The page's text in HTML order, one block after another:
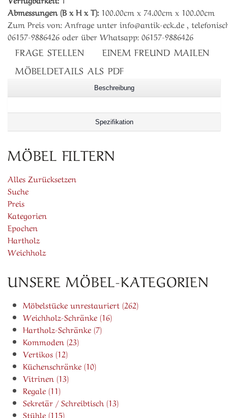
Abmessungen (B x H x T): 100.00cm x 74.00cm x 100.00cm
Zum Preis von: Anfrage unter info@antik-eck.de ,
06157-9886426 oder über Whatsapp: 06157-9886426
FRAGE STELLEN
EINEM FREUND MAILEN
MÖBELDETAILS ALS PDF
Beschreibung
Spezifikation
MÖBEL FILTERN
Alles Zurücksetzen
Suche
Preis
Kategorien
Epochen
Hartholz
Weichholz
UNSERE MÖBEL-KATEGORIEN
Möbelstücke unrestauriert (262)
Weichholz-Schränke (16)
Hartholz-Schränke (7)
Kommoden (23)
Vertikos (12)
Küchenschränke (10)
Vitrinen (13)
Regale (11)
Sekretär / Schreibtisch (13)
Stühle (115)